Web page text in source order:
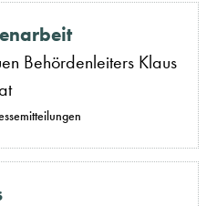
Behördenleiters Klaus